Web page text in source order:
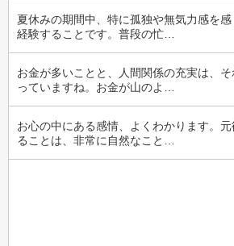
夏休みの期間中、特に孤独や無気力感を
経験することです。普段の忙…
お金が多いことと、人間関係の充実は、
っていますね。お金が山のよ…
お心の中にある感情、よくわかります。
ることは、非常に自然なこと…